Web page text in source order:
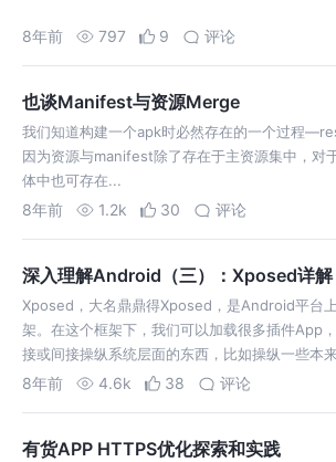
8年前 797 9 评论
也谈Manifest与资源Merge
我们知道构建一个apk时必然存在的一个过程
因为资源与manifest除了存在于主资源集中，对
体中也可存在...
8年前 1.2k 30 评论
深入理解Android（三）：Xposed详解
Xposed，大名鼎鼎得Xposed，是Android平台
架。在这个框架下，我们可以加载很多插件App
接或间接操纵系统层面的东西，比如操纵一些本
open的功能....
8年前 4.6k 38 评论
有货APP HTTPS优化探索和实践